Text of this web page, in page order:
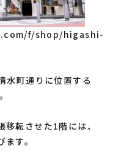
f/shop/higashi-
水町通りに位置する
転させた1階には、
す。